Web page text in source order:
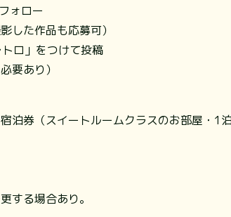
ォロー
した作品も応募可）
ロ」をつけて投稿
要あり）
泊券（スイートルームクラスのお部屋・1泊
する場合あり。